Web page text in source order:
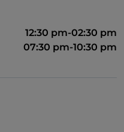
12:30 pm-02:30 pm
07:30 pm-10:30 pm